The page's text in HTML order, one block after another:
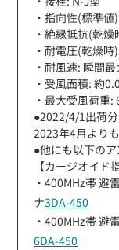
・指向性(標準
・絶縁抵抗(乾
・耐電圧(乾燥
・耐風速: 瞬間
・受風面積: 約
・最大受風荷重
●2022/4/1出荷分
2023年4月より
●他にも以下のア
【カージオイド
・400MHz帯 避
ナ3DA-450
・400MHz帯 避
6DA-450